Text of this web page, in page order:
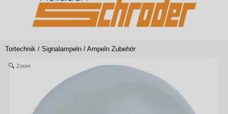
Tortechnik / Signalampeln / Ampeln Zubehör
Zoom